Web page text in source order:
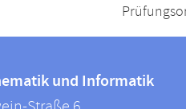
und Informatik